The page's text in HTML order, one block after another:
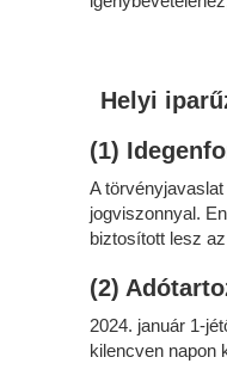
Helyi
(1)
A
jogviszonnyal.
biztosított lesz
(2)
2024. január 1-
kilencven napon